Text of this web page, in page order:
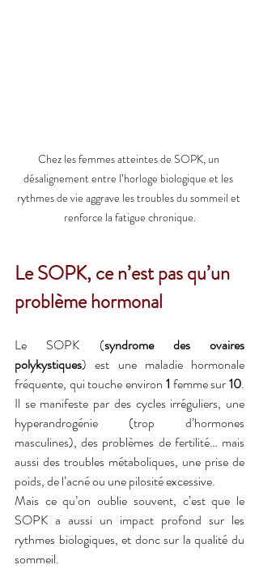
Chez les femmes atteintes de SOPK, un
désalignement entre l’horloge biologique et les
rythmes de vie aggrave les troubles du sommeil et
renforce la fatigue chronique.
Le SOPK, ce n’est pas qu’un
problème hormonal
Le SOPK (syndrome des ovaires
polykystiques) est une maladie hormonale
fréquente, qui touche environ 1 femme sur 10.
Il se manifeste par des cycles irréguliers, une
hyperandrogénie (trop d’hormones
masculines), des problèmes de fertilité… mais
aussi des troubles métaboliques, une prise de
poids, de l’acné ou une pilosité excessive.
Mais ce qu’on oublie souvent, c’est que le
SOPK a aussi un impact profond sur les
rythmes biologiques, et donc sur la qualité du
sommeil.